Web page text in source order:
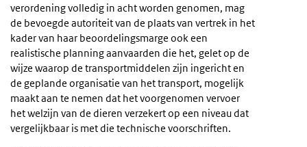
verordening volledig in acht worden genomen, mag
de bevoegde autoriteit van de plaats van vertrek in het
kader van haar beoordelingsmarge ook een
realistische planning aanvaarden die het, gelet op de
wijze waarop de transportmiddelen zijn ingericht en
de geplande organisatie van het transport, mogelijk
maakt aan te nemen dat het voorgenomen vervoer
het welzijn van de dieren verzekert op een niveau dat
vergelijkbaar is met die technische voorschriften.